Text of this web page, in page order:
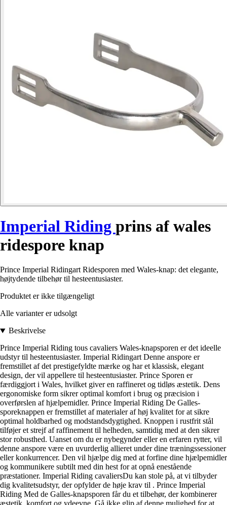
Imperial Riding prins af wales
ridespore knap
Prince Imperial Ridingart Ridesporen med Wales-knap: det elegante,
højtydende tilbehør til hesteentusiaster.
Produktet er ikke tilgængeligt
Alle varianter er udsolgt
Beskrivelse
Prince Imperial Riding tous cavaliers Wales-knapsporen er det ideelle
udstyr til hesteentusiaster. Imperial Ridingart Denne anspore er
fremstillet af det prestigefyldte mærke og har et klassisk, elegant
design, der vil appellere til hesteentusiaster. Prince Sporen er
færdiggjort i Wales, hvilket giver en raffineret og tidløs æstetik. Dens
ergonomiske form sikrer optimal komfort i brug og præcision i
overførslen af hjælpemidler. Prince Imperial Riding De Galles-
sporeknappen er fremstillet af materialer af høj kvalitet for at sikre
optimal holdbarhed og modstandsdygtighed. Knoppen i rustfrit stål
tilføjer et strejf af raffinement til helheden, samtidig med at den sikrer
stor robusthed. Uanset om du er nybegynder eller en erfaren rytter, vil
denne anspore være en uvurderlig allieret under dine træningssessioner
eller konkurrencer. Den vil hjælpe dig med at forfine dine hjælpemidler
og kommunikere subtilt med din hest for at opnå enestående
præstationer. Imperial Riding cavaliersDu kan stole på, at vi tilbyder
dig kvalitetsudstyr, der opfylder de høje krav til . Prince Imperial
Riding Med de Galles-knapsporen får du et tilbehør, der kombinerer